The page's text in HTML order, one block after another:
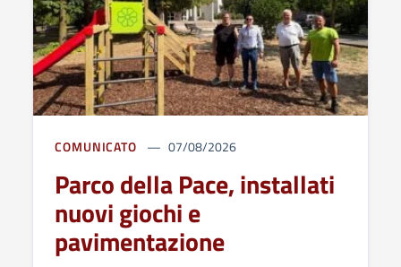
COMUNICATO 07/08/2026
Parco della Pace, installati
nuovi giochi e
pavimentazione